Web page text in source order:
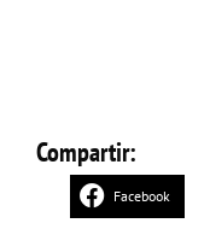
Compartir:
Facebook